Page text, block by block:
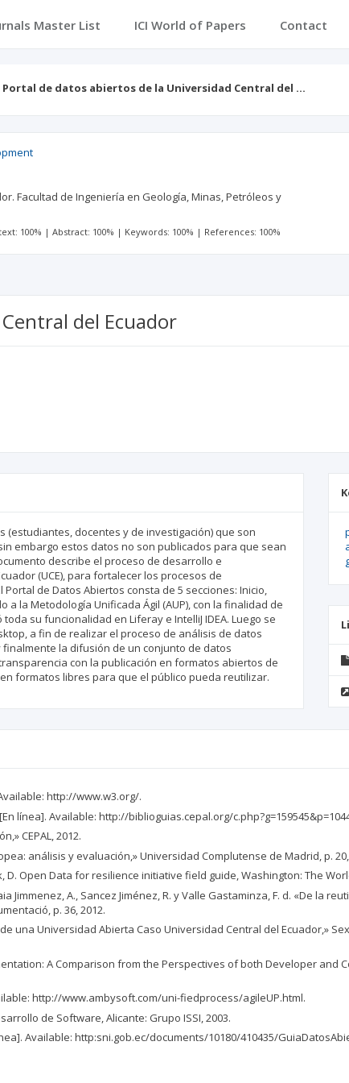
Master List ICI World of Papers Contact
Portal de datos abiertos de la Universidad Central del …
Facultad de Ingeniería en Geología, Minas, Petróleos y
100% |Abstract: 100% | Keywords: 100% | References: 100%
del Ecuador
docentes y de investigación) que son
embargo estos datos no son publicados para que sean
describe el proceso de desarrollo e
(UCE), para fortalecer los procesos de
de Datos Abiertos consta de 5 secciones: Inicio,
la Metodología Unificada Ágil (AUP), con la finalidad de
su funcionalidad en Liferay e IntelliJ IDEA. Luego se
a fin de realizar el proceso de análisis de datos
la difusión de un conjunto de datos
con la publicación en formatos abiertos de
formatos libres para que el público pueda reutilizar.
http://www.w3.org/.
línea]. Available: http://biblioguias.cepal.org/
CEPAL, 2012.
análisis y evaluación,» Universidad Complutense de Madrid, p. 20,
D. Open Data for resilience initiative field guide, Washington: The
Jimmenez, A., Sancez Jiménez, R. y Valle Gastaminza, F. d. «De la
p. 36, 2012.
una Universidad Abierta Caso Universidad Central del Ecuador,»
A Comparison from the Perspectives of both Developer and
http://www.ambysoft.com/uni-fiedprocess/agileUP.html.
de Software, Alicante: Grupo ISSI, 2003.
Available: http:sni.gob.ec/documents/10180/410435/